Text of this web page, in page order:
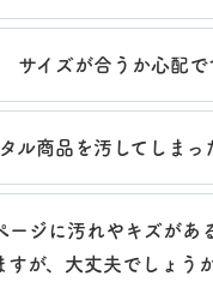
サイズが合うか心配で
ル商品を汚してしまっ
ージに汚れやキズがあ
すが、大丈夫でしょう